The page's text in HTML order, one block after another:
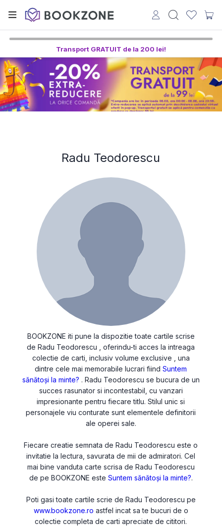
Transport GRATUIT de la 200 lei!
Radu Teodorescu
BOOKZONE iti pune la dispozitie toate cartile scrise
de Radu Teodorescu , oferindu-ti acces la intreaga
colectie de carti, inclusiv volume exclusive , una
dintre cele mai memorabile lucrari fiindSuntem
sănătoși la minte? . Radu Teodorescu se bucura de un
succes rasunator si incontestabil, cu vanzari
impresionante pentru fiecare titlu. Stilul unic si
personajele viu conturate sunt elementele definitorii
ale operei sale.
Fiecare creatie semnata de Radu Teodorescu este o
invitatie la lectura, savurata de mii de admiratori. Cel
mai bine vanduta carte scrisa de Radu Teodorescu
de pe BOOKZONE este Suntem sănătoși la minte?.
Poti gasi toate cartile scrie de Radu Teodorescu pe
www.bookzone.ro astfel incat sa te bucuri de o
colectie completa de carti apreciate de cititori.